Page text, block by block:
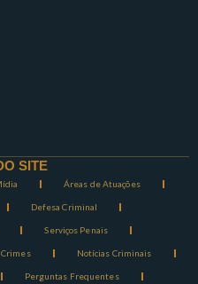
SITE
Áreas de Atuações
Defesa Criminal
Serviços Penais
Crimes Notícias Criminais
Perguntas Frequentes